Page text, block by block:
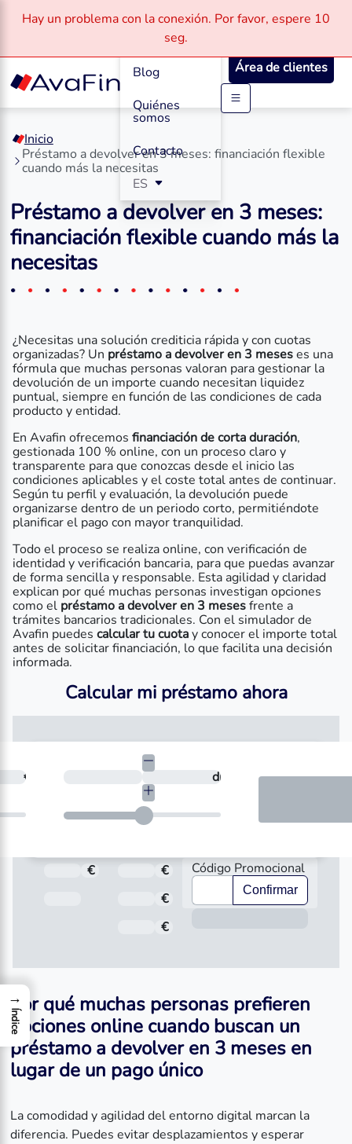
Saltar
contenido
Hay un problema con la conexión. Por favor, espere 10
seg.
Cómo
Funciona
Blog
Quiénes
somos
Contacto
ES
Área de clientes
Inicio
Préstamo a devolver en 3 meses: financiación flexible
cuando más la necesitas
Préstamo a devolver en 3 meses:
financiación flexible cuando más la
necesitas
¿Necesitas una solución crediticia rápida y con cuotas
organizadas? Un préstamo a devolver en 3 meseses una
fórmula que muchas personas valoran para gestionar la
devolución de un importe cuando necesitan liquidez
puntual, siempre en función de las condiciones de cada
producto y entidad.
En Avafin ofrecemos financiación de corta duración,
gestionada 100 % online, con un proceso claro y
transparente para que conozcas desde el inicio las
condiciones aplicables y el coste total antes de continuar.
Según tu perfil y evaluación, la devolución puede
organizarse dentro de un periodo corto, permitiéndote
planificar el pago con mayor tranquilidad.
Todo el proceso se realiza online, con verificación de
identidad y verificación bancaria, para que puedas avanzar
de forma sencilla y responsable. Esta agilidad y claridad
explican por qué muchas personas investigan opciones
como el préstamo a devolver en 3 mesesfrente a
trámites bancarios tradicionales. Con el simulador de
Avafin puedes calcular tu cuotay conocer el importe total
antes de solicitar financiación, lo que facilita una decisión
informada.
Calcular mi préstamo ahora
€ ¿En cuántos días quieres devolverlo?
días
Total a pagar
€ Importe
€
Fecha de Vencimiento
€
€
Código Promocional
Confirmar
Por qué muchas personas prefieren
opciones online cuando buscan un
préstamo a devolver en 3 meses en
lugar de un pago único
La comodidad y agilidad del entorno digital marcan la
diferencia. Puedes evitar desplazamientos y esperar
→
Índice